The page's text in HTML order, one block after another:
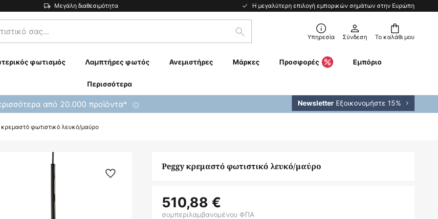
Μεγάλη διαθεσιμότητα Η μεγαλύτερη επιλογή εμπορικών σημάτων στην Ευρώπη
Το καλάθι μου
Αναζήτηση Υπηρεσία Σύνδεση
φωτισμός Λαμπτήρες φωτός Ανεμιστήρες Μάρκες Προσφορές Εμπόριο
Περισσότερα
από 20.000 προϊόντα* Newsletter Εξοικονομήστε 15%
φωτιστικό λευκό/μαύρο
Peggy κρεμαστό φωτιστικό λευκό/μαύρο
510,88 €
συμπεριλαμβανομένου ΦΠΑ